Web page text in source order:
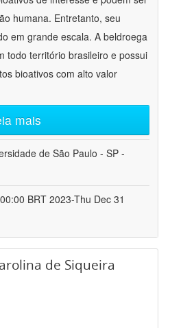
humana. Entretanto, seu
em grande escala. A beldroega
todo território brasileiro e possui
bioativos com alto valor
mais
de São Paulo - SP -
BRT 2023-Thu Dec 31
de Siqueira